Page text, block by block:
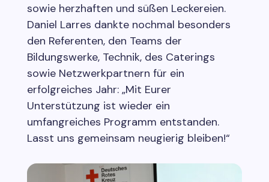
sowie herzhaften und süßen Leckereien.
Daniel Larres dankte nochmal besonders
den Referenten, den Teams der
Bildungswerke, Technik, des Caterings
sowie Netzwerkpartnern für ein
erfolgreiches Jahr: „Mit Eurer
Unterstützung ist wieder ein
umfangreiches Programm entstanden.
Lasst uns gemeinsam neugierig bleiben!“